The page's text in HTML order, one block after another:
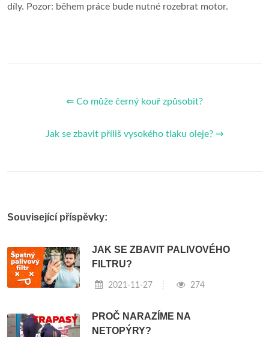
díly. Pozor: během práce bude nutné rozebrat motor.
⇐ Co může černý kouř způsobit?
Jak se zbavit příliš vysokého tlaku oleje? ⇒
Související příspěvky:
JAK SE ZBAVIT PALIVOVÉHO
FILTRU?
2021-11-27 274
PROČ NARAZÍME NA
NETOPÝRY?